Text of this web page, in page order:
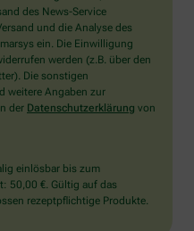
des News-Service
und die Analyse des
ein. Die Einwilligung
werden (z.B. über den
Die sonstigen
weitere Angaben zur
der Datenschutzerklärung von
einlösbar bis zum
50,00 €. Gültig auf das
rezeptpflichtige Produkte.